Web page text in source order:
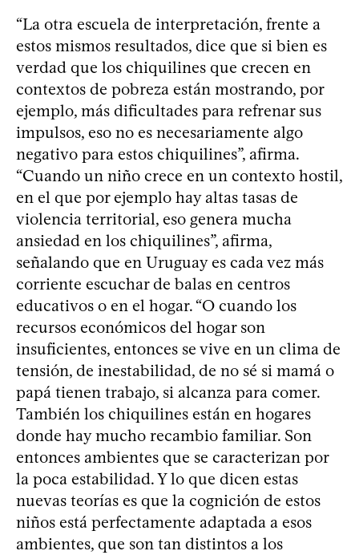
“La otra escuela de interpretación, frente a
estos mismos resultados, dice que si bien es
verdad que los chiquilines que crecen en
contextos de pobreza están mostrando, por
ejemplo, más dificultades para refrenar sus
impulsos, eso no es necesariamente algo
negativo para estos chiquilines”, afirma.
“Cuando un niño crece en un contexto hostil,
en el que por ejemplo hay altas tasas de
violencia territorial, eso genera mucha
ansiedad en los chiquilines”, afirma,
señalando que en Uruguay es cada vez más
corriente escuchar de balas en centros
educativos o en el hogar. “O cuando los
recursos económicos del hogar son
insuficientes, entonces se vive en un clima de
tensión, de inestabilidad, de no sé si mamá o
papá tienen trabajo, si alcanza para comer.
También los chiquilines están en hogares
donde hay mucho recambio familiar. Son
entonces ambientes que se caracterizan por
la poca estabilidad. Y lo que dicen estas
nuevas teorías es que la cognición de estos
niños está perfectamente adaptada a esos
ambientes, que son tan distintos a los